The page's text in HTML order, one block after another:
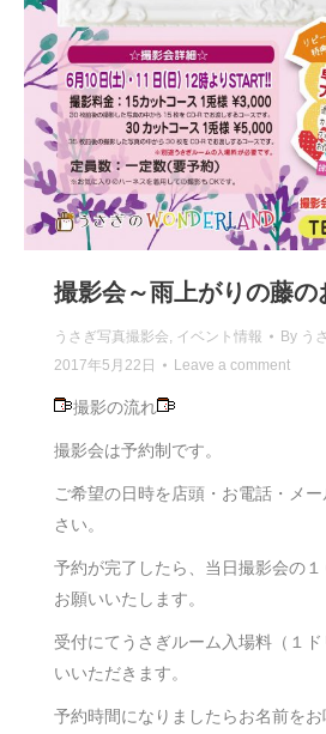
撮影会～雨上がりの藤の
うさぎ写真撮影会, イベント情報 By う
2017年5月22日
Leave a comment
撮影の流れ
撮影会は予約制です。
ご希望の日時を店頭・お電話・メ
さい。
予約が完了したら、当日撮影会の
お願いいたします。
受付にてうさぎルーム入場料（１
いいただきます。
予約時間になりましたらお名前を